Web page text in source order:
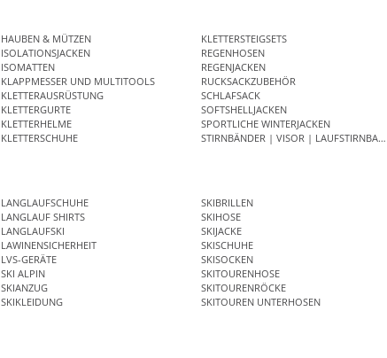
HAUBEN & MÜTZEN
ISOLATIONSJACKEN
ISOMATTEN
KLAPPMESSER UND MULTITOOLS
KLETTERAUSRÜSTUNG
KLETTERGURTE
KLETTERHELME
KLETTERSCHUHE
KLETTERSTEIGSETS
REGENHOSEN
REGENJACKEN
RUCKSACKZUBEHÖR
SCHLAFSACK
SOFTSHELLJACKEN
SPORTLICHE WINTERJACKEN
STIRNBÄNDER | VISOR | LAUFSTIRNBAND
LANGLAUFSCHUHE
LANGLAUF SHIRTS
LANGLAUFSKI
LAWINENSICHERHEIT
LVS-GERÄTE
SKI ALPIN
SKIANZUG
SKIKLEIDUNG
SKIBRILLEN
SKIHOSE
SKIJACKE
SKISCHUHE
SKISOCKEN
SKITOURENHOSE
SKITOURENRÖCKE
SKITOUREN UNTERHOSEN